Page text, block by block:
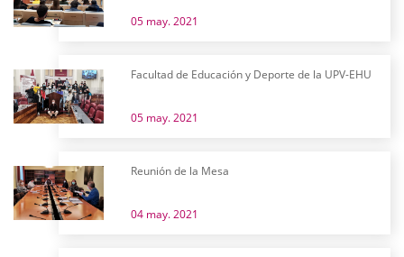
05 may. 2021
Facultad de Educación y Deporte de la UPV-EHU
05 may. 2021
Reunión de la Mesa
04 may. 2021